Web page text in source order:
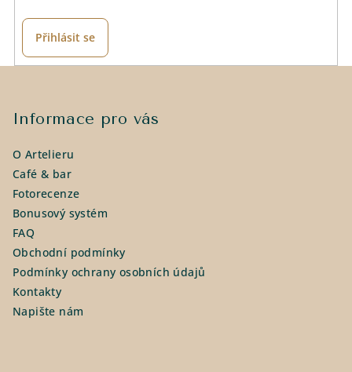
Přihlásit se
Informace pro vás
O Artelieru
Café & bar
Fotorecenze
Bonusový systém
FAQ
Obchodní podmínky
Podmínky ochrany osobních údajů
Kontakty
Napište nám